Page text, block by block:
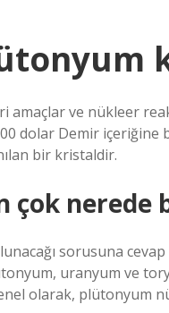
amaçlar ve nükleer
dolar Demir
bir kristaldir.
çok nerede
sorusuna
uranyum ve
olarak, plütonyum